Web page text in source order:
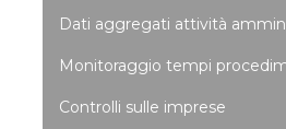
Dati aggregati attività
Monitoraggio tempi
Controlli sulle imprese